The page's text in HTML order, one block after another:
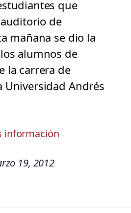
que
de
mañana se dio la
alumnos de
la carrera de
Universidad Andrés
información
19, 2012